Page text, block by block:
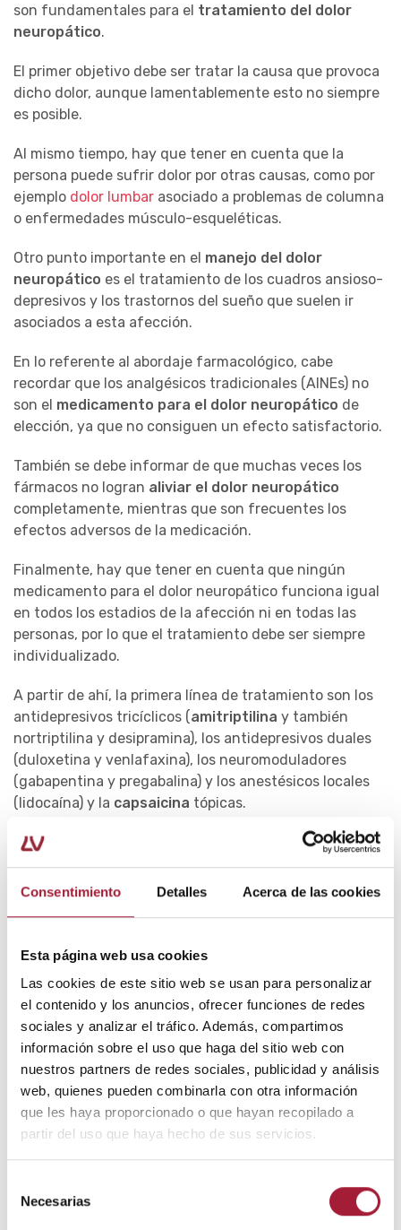
Consentimiento Detalles Acerca de las cookies
Esta página web usa cookies
Las cookies de este sitio web se usan para personalizar
el contenido y los anuncios, ofrecer funciones de redes
sociales y analizar el tráfico. Además, compartimos
información sobre el uso que haga del sitio web con
nuestros partners de redes sociales, publicidad y análisis
web, quienes pueden combinarla con otra información
que les haya proporcionado o que hayan recopilado a
partir del uso que haya hecho de sus servicios.
Necesarias
son fundamentales para el tratamiento del dolor
neuropático.
El primer objetivo debe ser tratar la causa que provoca
dicho dolor, aunque lamentablemente esto no siempre
es posible.
Al mismo tiempo, hay que tener en cuenta que la
persona puede sufrir dolor por otras causas, como por
ejemplo dolor lumbar asociado a problemas de columna
o enfermedades músculo-esqueléticas.
Otro punto importante en el manejo del dolor
neuropático es el tratamiento de los cuadros ansioso-
depresivos y los trastornos del sueño que suelen ir
asociados a esta afección.
En lo referente al abordaje farmacológico, cabe
recordar que los analgésicos tradicionales (AINEs) no
son el medicamento para el dolor neuropático de
elección, ya que no consiguen un efecto satisfactorio.
También se debe informar de que muchas veces los
fármacos no logran aliviar el dolor neuropático
completamente, mientras que son frecuentes los
efectos adversos de la medicación.
Finalmente, hay que tener en cuenta que ningún
medicamento para el dolor neuropático funciona igual
en todos los estadios de la afección ni en todas las
personas, por lo que el tratamiento debe ser siempre
individualizado.
A partir de ahí, la primera línea de tratamiento son los
antidepresivos tricíclicos (amitriptilina y también
nortriptilina y desipramina), los antidepresivos duales
(duloxetina y venlafaxina), los neuromoduladores
(gabapentina y pregabalina) y los anestésicos locales
(lidocaína) y la capsaicina tópicas.
En la segunda línea se encuentran los opioides
(opioides suaves como el tramadol y de mayor potencia
como la buprenorfina, la oxicodona o la metadona) y, en
antidepresivos (bupropión, citalopram o paroxetina) y
Losúltimos avances en el tratamiento del dolor
neuropáticotambién incluyen medidas
intervencionistas para casos muy concretos, como la
radiofrecuencia o los bloqueos nerviosos.
Por lo que respecta altratamiento natural para dolor
neuropático, la terapia cognitivo-conductual, el
soporte psicoterapéutico, la rehabilitación, la
reducir notablemente el dolor y mejorar la calidad de